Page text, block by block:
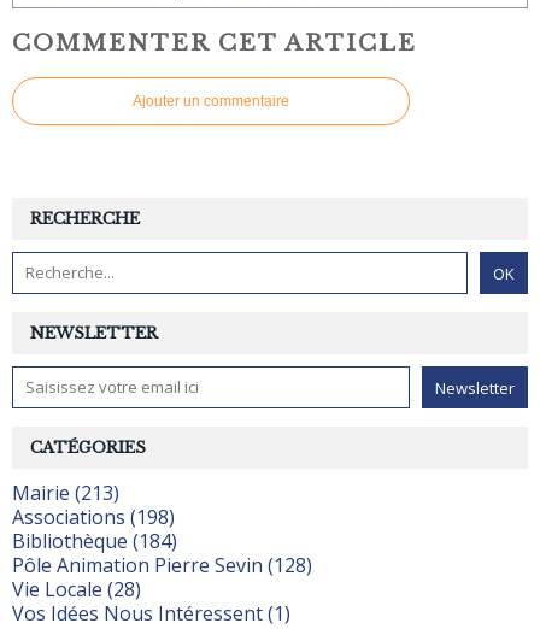
COMMENTER CET ARTICLE
Ajouter un commentaire
NEWSLETTER
RECHERCHE
CATÉGORIES
Mairie (213)
Associations (198)
Bibliothèque (184)
Pôle Animation Pierre Sevin (128)
Vie Locale (28)
Vos Idées Nous Intéressent (1)